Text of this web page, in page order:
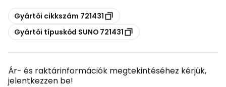
Másolás
Gyártói cikkszám 721431
Másolás
Gyártói típuskód SUNO 721431
Ár- és raktárinformációk megtekintéséhez kérjük,
jelentkezzen be!